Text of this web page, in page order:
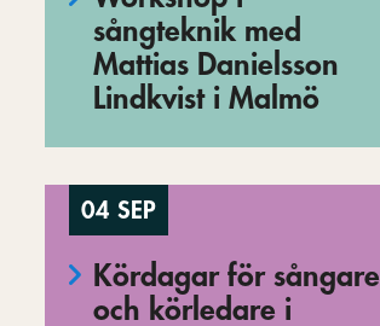
sångteknik med
Mattias Danielsson
Lindkvist i Malmö
04 SEP
Kördagar för sångare
och körledare i